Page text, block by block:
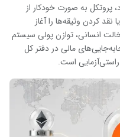
پروتکل به صورت خودکار از
نقد کردن وثیقه‌ها را آغاز
انسانی، توازن پولی سیستم
مالی در دفتر کل
است.